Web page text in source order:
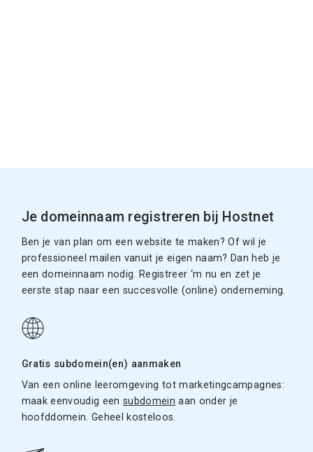
Je domeinnaam registreren bij Hostnet
Ben je van plan om een website te maken? Of wil je
professioneel mailen vanuit je eigen naam? Dan heb je
een domeinnaam nodig. Registreer ‘m nu en zet je
eerste stap naar een succesvolle (online) onderneming.
Gratis subdomein(en) aanmaken
Van een online leeromgeving tot marketingcampagnes:
maak eenvoudig eensubdomein aan onder je
hoofddomein. Geheel kosteloos.